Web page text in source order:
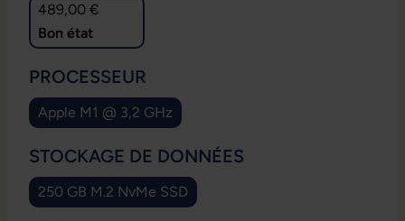
489,00 €
Bon état
SÉLECTIONNEZ
PROCESSEUR
Apple M1 @ 3,2 GHz
SÉLECTIONNEZ
STOCKAGE DE DONNÉES
250 GB M.2 NvMe SSD